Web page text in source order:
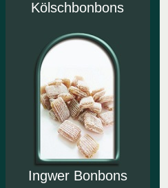
Kölschbonbons
Ingwer Bonbons